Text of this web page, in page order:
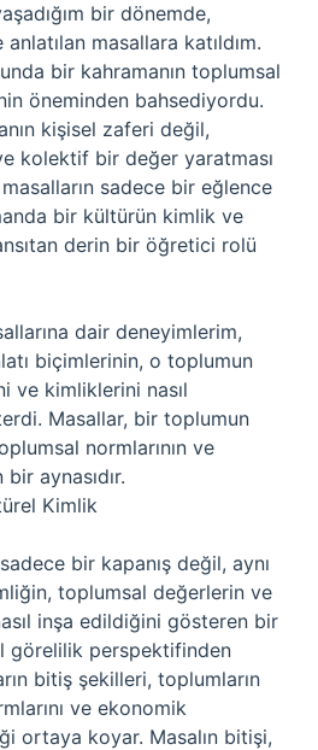
bir dönemde,
masallara katıldım.
bir kahramanın toplumsal
öneminden bahsediyordu.
kişisel zaferi değil,
kolektif bir değer yaratması
sadece bir eğlence
bir kültürün kimlik ve
derin bir öğretici rolü
dair deneyimlerim,
biçimlerinin, o toplumun
ve kimliklerini nasıl
Masallar, bir toplumun
normlarının ve
aynasıdır.
Kimlik
bir kapanış değil, aynı
toplumsal değerlerin ve
inşa edildiğini gösteren bir
görelilik perspektifinden
bitiş şekilleri, toplumların
ve ekonomik
ortaya koyar. Masalın bitişi,